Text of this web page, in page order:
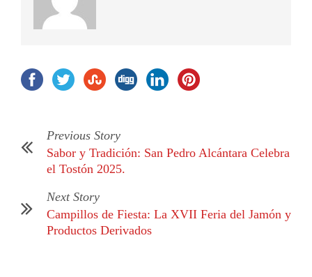
Previous Story
Sabor y Tradición: San Pedro Alcántara Celebra
el Tostón 2025.
Next Story
Campillos de Fiesta: La XVII Feria del Jamón y
Productos Derivados